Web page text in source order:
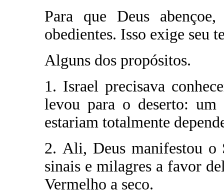
Para que Deus
obedientes. Isso exige seu
Alguns dos propósitos.
1. Israel precisava
levou para o deserto:
estariam totalmente
2. Ali, Deus manifestou o
sinais e milagres a favor
Vermelho a seco.